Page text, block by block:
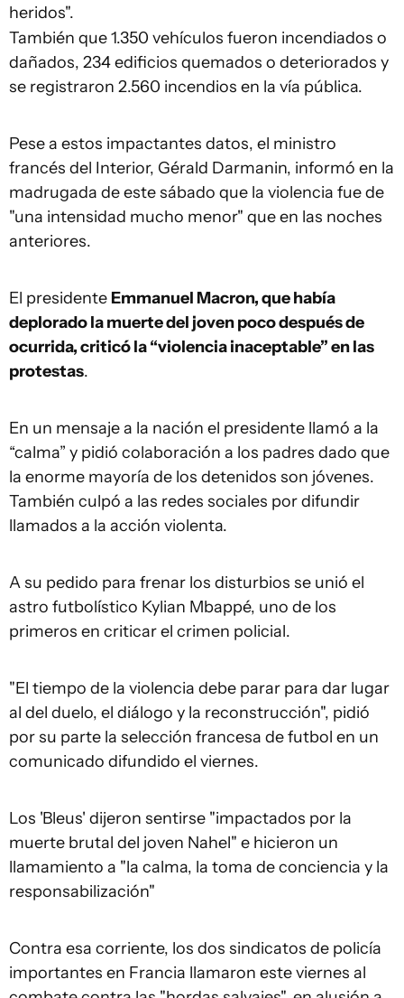
heridos".
También que 1.350 vehículos fueron incendiados o
dañados, 234 edificios quemados o deteriorados y
se registraron 2.560 incendios en la vía pública.
Pese a estos impactantes datos, el ministro
francés del Interior, Gérald Darmanin, informó en la
madrugada de este sábado que la violencia fue de
"una intensidad mucho menor" que en las noches
anteriores.
El presidente Emmanuel Macron, que había
deplorado la muerte del joven poco después de
ocurrida, criticó la “violencia inaceptable” en las
protestas.
En un mensaje a la nación el presidente llamó a la
“calma” y pidió colaboración a los padres dado que
la enorme mayoría de los detenidos son jóvenes.
También culpó a las redes sociales por difundir
llamados a la acción violenta.
A su pedido para frenar los disturbios se unió el
astro futbolístico Kylian Mbappé, uno de los
primeros en criticar el crimen policial.
"El tiempo de la violencia debe parar para dar lugar
al del duelo, el diálogo y la reconstrucción", pidió
por su parte la selección francesa de futbol en un
comunicado difundido el viernes.
Los 'Bleus' dijeron sentirse "impactados por la
muerte brutal del joven Nahel" e hicieron un
llamamiento a "la calma, la toma de conciencia y la
responsabilización"
Contra esa corriente, los dos sindicatos de policía
importantes en Francia llamaron este viernes al